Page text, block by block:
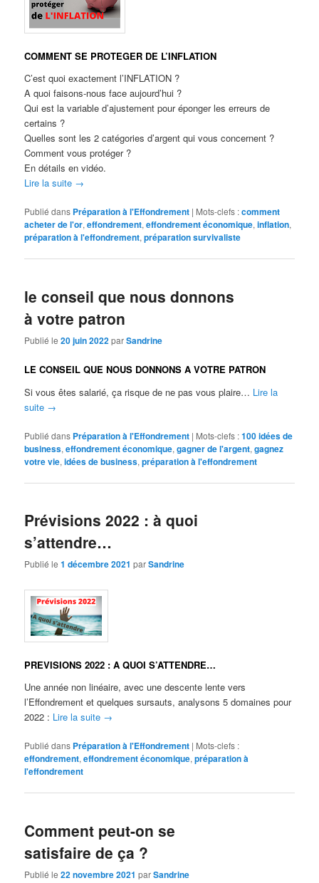
COMMENT SE PROTEGER DE L’INFLATION
C’est quoi exactement l’INFLATION ?
A quoi faisons-nous face aujourd’hui ?
Qui est la variable d’ajustement pour éponger les erreurs de
certains ?
Quelles sont les 2 catégories d’argent qui vous concernent ?
Comment vous protéger ?
En détails en vidéo.
Lire la suite →
Publié dans Préparation à l'Effondrement | Mots-clefs :comment
acheter de l'or,effondrement,effondrement économique,inflation,
préparation à l'effondrement,préparation survivaliste
le conseil que nous donnons
à votre patron
Publié le20 juin 2022parSandrine
LE CONSEIL QUE NOUS DONNONS A VOTRE PATRON
Si vous êtes salarié, ça risque de ne pas vous plaire… Lire la
suite →
Publié dans Préparation à l'Effondrement | Mots-clefs :100 idées de
business,effondrement économique,gagner de l'argent,gagnez
votre vie,idées de business,préparation à l'effondrement
Prévisions 2022 : à quoi
s’attendre…
Publié le1 décembre 2021 parSandrine
PREVISIONS 2022 : A QUOI S’ATTENDRE…
Une année non linéaire, avec une descente lente vers
l’Effondrement et quelques sursauts, analysons 5 domaines pour
2022 : Lire la suite →
Publié dans Préparation à l'Effondrement | Mots-clefs :
effondrement,effondrement économique,préparation à
l'effondrement
Comment peut-on se
satisfaire de ça ?
Publié le22 novembre 2021 parSandrine